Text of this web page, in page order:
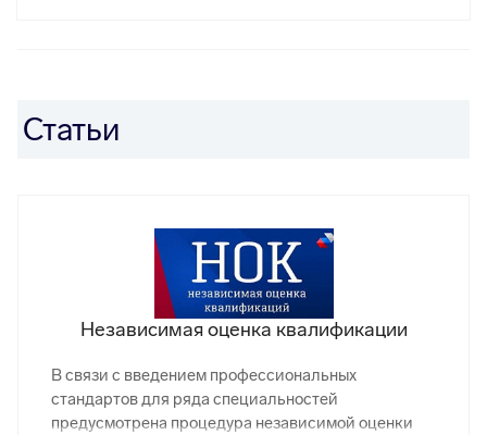
Статьи
Независимая оценка квалификации
В связи с введением профессиональных
стандартов для ряда специальностей
предусмотрена процедура независимой оценки